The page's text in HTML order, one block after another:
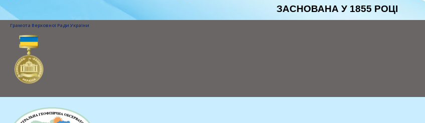
ЗАСНОВАНА У 1855 РОЦІ
Грамота Верховної Ради України